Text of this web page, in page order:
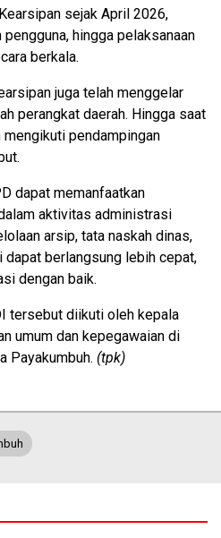
sejak April 2026,
hingga pelaksanaan
berkala.
juga telah menggelar
perangkat daerah. Hingga saat
pendampingan
dapat memanfaatkan
aktivitas administrasi
arsip, tata naskah dinas,
berlangsung lebih cepat,
dengan baik.
tersebut diikuti oleh kepala
umum dan kepegawaian di
Payakumbuh. (tpk)